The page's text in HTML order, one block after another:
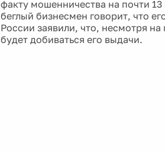
факту мошенничества на почти
беглый бизнесмен говорит, что
России заявили, что, несмотря
будет добиваться его выдачи.